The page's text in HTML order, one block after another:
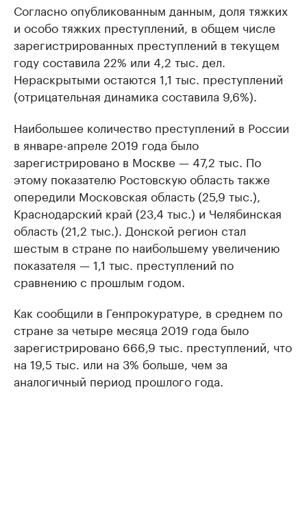
Согласно опубликованным данным, доля тяжких
и особо тяжких преступлений, в общем числе
зарегистрированных преступлений в текущем
году составила 22% или 4,2 тыс. дел.
Нераскрытыми остаются 1,1 тыс. преступлений
(отрицательная динамика составила 9,6%).
Наибольшее количество преступлений в России
в январе-апреле 2019 года было
зарегистрировано в Москве — 47,2 тыс. По
этому показателю Ростовскую область также
опередили Московская область (25,9 тыс.),
Краснодарский край (23,4 тыс.) и Челябинская
область (21,2 тыс.). Донской регион стал
шестым в стране по наибольшему увеличению
показателя — 1,1 тыс. преступлений по
сравнению с прошлым годом.
Как сообщили в Генпрокуратуре, в среднем по
стране за четыре месяца 2019 года было
зарегистрировано 666,9 тыс. преступлений, что
на 19,5 тыс. или на 3% больше, чем за
аналогичный период прошлого года.